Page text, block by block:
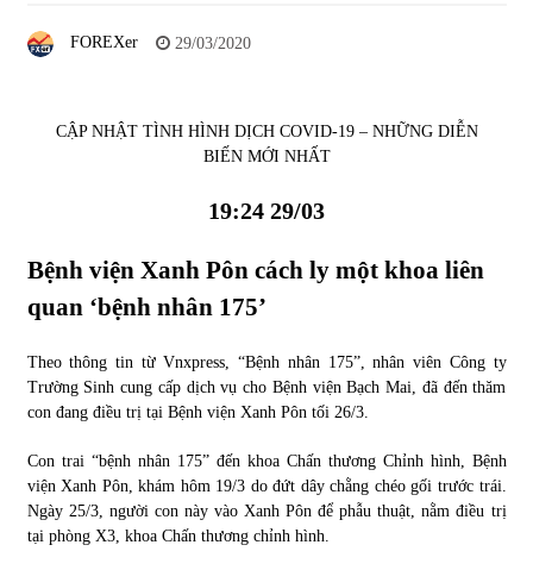
Top 10 mặt hàng Việt Nam xuất khẩu nhiều nhất tháng
Tự doanh ngày 3.6.2022: CTCK mua ròng 28,7 tỷ đồng
31/05/2022
Bất ổn từ các cuộc đấu giá đất ở Thanh Hoá
31/05/2022
Tiền gửi vào ngân hàng tiếp tục tăng mạnh
31/05/2022
FOREXer 29/03/2020
CẬP NHẬT TÌNH HÌNH DỊCH COVID-19 – NHỮNG DIỄN
BIẾN MỚI NHẤT
19:24 29/03
Bệnh viện Xanh Pôn cách ly một khoa liên
quan ‘bệnh nhân 175’
Theo thông tin từ Vnxpress, “Bệnh nhân 175”, nhân viên Công ty
Trường Sinh cung cấp dịch vụ cho Bệnh viện Bạch Mai, đã đến thăm
con đang điều trị tại Bệnh viện Xanh Pôn tối 26/3.
Con trai “bệnh nhân 175” đến khoa Chấn thương Chỉnh hình, Bệnh
viện Xanh Pôn, khám hôm 19/3 do đứt dây chằng chéo gối trước trái.
Ngày 25/3, người con này vào Xanh Pôn để phẫu thuật, nằm điều trị
tại phòng X3, khoa Chấn thương chỉnh hình.